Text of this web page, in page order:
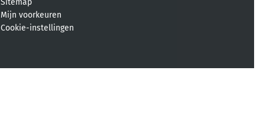
Sitemap
Mijn voorkeuren
Cookie-instellingen